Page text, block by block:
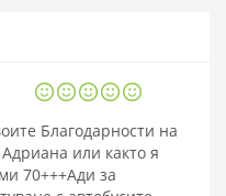
Благодарности на
или както я
70+++Ади за